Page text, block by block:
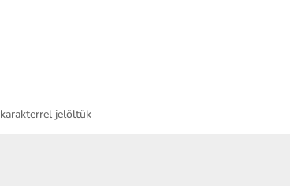
karakterrel jelöltük